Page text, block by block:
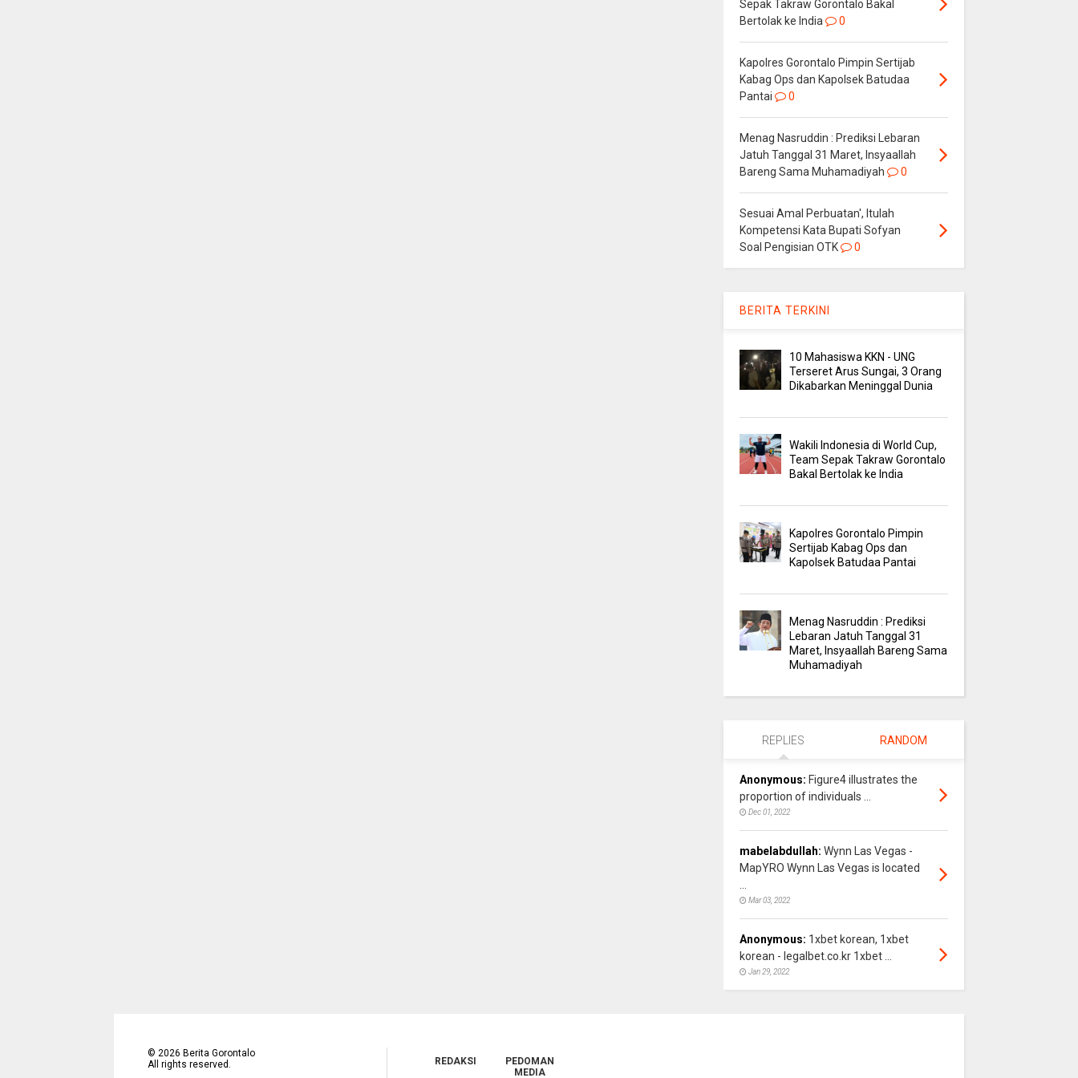
Sepak Takraw Gorontalo Bakal
Bertolak ke India
0
Kapolres Gorontalo Pimpin Sertijab
Kabag Ops dan Kapolsek Batudaa
Pantai
0
Menag Nasruddin : Prediksi Lebaran
Jatuh Tanggal 31 Maret, Insyaallah
Bareng Sama Muhamadiyah
0
Sesuai Amal Perbuatan', Itulah
Kompetensi Kata Bupati Sofyan
Soal Pengisian OTK
0
BERITA TERKINI
10 Mahasiswa KKN - UNG
Terseret Arus Sungai, 3 Orang
Dikabarkan Meninggal Dunia
Wakili Indonesia di World Cup,
Team Sepak Takraw Gorontalo
Bakal Bertolak ke India
Kapolres Gorontalo Pimpin
Sertijab Kabag Ops dan
Kapolsek Batudaa Pantai
Menag Nasruddin : Prediksi
Lebaran Jatuh Tanggal 31
Maret, Insyaallah Bareng Sama
Muhamadiyah
REPLIES RANDOM
Anonymous: Figure4 illustrates the
proportion of individuals ...
Dec 01, 2022
mabelabdullah: Wynn Las Vegas -
MapYRO Wynn Las Vegas is located
Mar 03, 2022
Anonymous: 1xbet korean, 1xbet
korean - legalbet.co.kr 1xbet ...
Jan 29, 2022
©2026 Berita Gorontalo
All rights reserved.
REDAKSI
PEDOMAN
MEDIA